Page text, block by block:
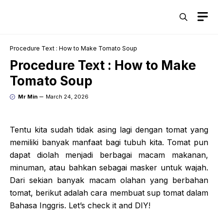
Procedure Text : How to Make Tomato Soup
Procedure Text : How to Make
Tomato Soup
Mr Min March 24, 2026
Tentu kita sudah tidak asing lagi dengan tomat yang
memiliki banyak manfaat bagi tubuh kita. Tomat pun
dapat diolah menjadi berbagai macam makanan,
minuman, atau bahkan sebagai masker untuk wajah.
Dari sekian banyak macam olahan yang berbahan
tomat, berikut adalah cara membuat sup tomat dalam
Bahasa Inggris. Let’s check it and DIY!